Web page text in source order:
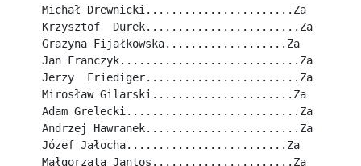
Michał Drewnicki.......................Za
Krzysztof  Durek........................Za
Grażyna Fijałkowska...................Za
Jan Franczyk............................Za
Jerzy  Friediger........................Za
Mirosław Gilarski......................Za
Adam Grelecki...........................Za
Andrzej Hawranek........................Za
Józef Jałocha.........................Za
Małgorzata Jantos......................Za